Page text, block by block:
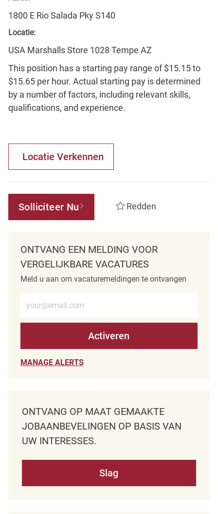
1800 E Rio Salada Pky S140
Locatie:
USA Marshalls Store 1028 Tempe AZ
This position has a starting pay range of $15.15 to
$15.65 per hour. Actual starting pay is determined
by a number of factors, including relevant skills,
qualifications, and experience.
Locatie Verkennen
Solliciteer Nu Redden
ONTVANG EEN MELDING VOOR
VERGELIJKBARE VACATURES
Meld u aan om vacaturemeldingen te ontvangen
Activeren
MANAGE ALERTS
ONTVANG OP MAAT GEMAAKTE
JOBAANBEVELINGEN OP BASIS VAN
UW INTERESSES.
Slag